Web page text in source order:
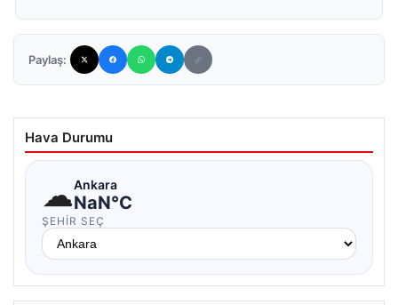
Paylaş:
Hava Durumu
☁Ankara
NaN°C
ŞEHIR SEÇ